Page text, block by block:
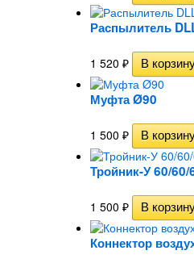
Распылитель
1 520 ₽
Муфта Ø90
1 500 ₽
Тройник-У 60/60/
1 500 ₽
Коннектор